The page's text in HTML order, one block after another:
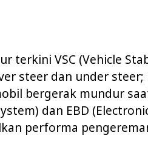
terkini VSC (Vehicle
steer dan under
bergerak mundur
dan EBD
performa